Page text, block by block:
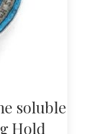
soluble
Hold